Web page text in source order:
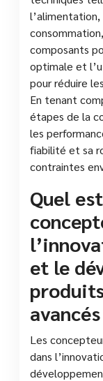
composants
optimale et
pour réduire
En tenant
étapes de la
les
fiabilité et sa
contraintes
Quel
et le
avancés
Les
dans